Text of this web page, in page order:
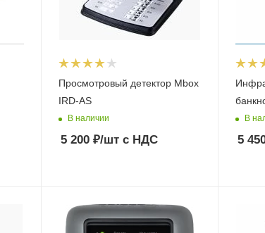
Просмотровый детектор Mbox
IRD-AS
В наличии
5 200₽/штс НДС
В
5